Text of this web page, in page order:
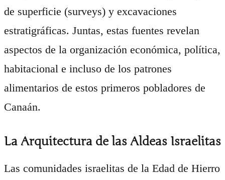
de superficie (surveys) y excavaciones
estratigráficas. Juntas, estas fuentes revelan
aspectos de la organización económica, política,
habitacional e incluso de los patrones
alimentarios de estos primeros pobladores de
Canaán.
La Arquitectura de las Aldeas Israelitas
Las comunidades israelitas de la Edad de Hierro